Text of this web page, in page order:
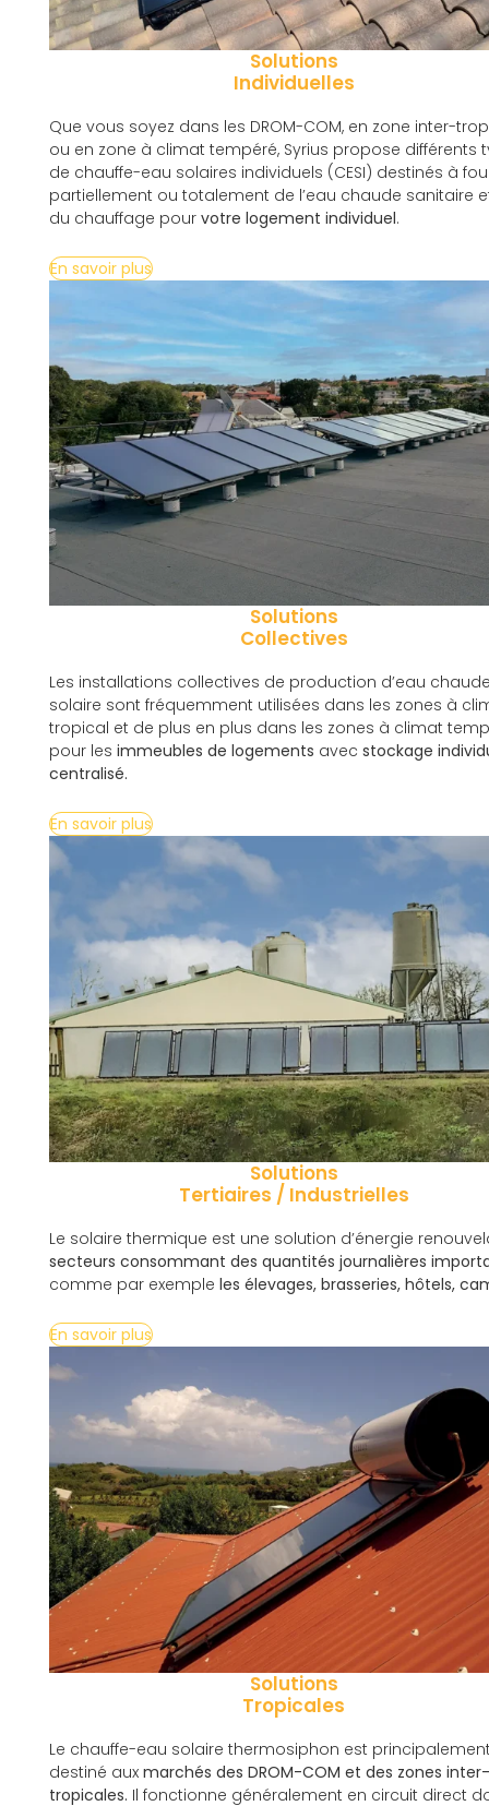
Solutions
Individuelles
Que vous soyez dans les DROM-COM, en zone inter-
ou en zone à climat tempéré, Syrius propose différents
de chauffe-eau solaires individuels (CESI) destinés à
partiellement ou totalement de l’eau chaude sanitaire
du chauffage pour votre logement individuel.
En savoir plus
Solutions
Collectives
Les installations collectives de production d’eau
solaire sont fréquemment utilisées dans les zones à
tropical et de plus en plus dans les zones à climat
pour les immeubles de logements avec stockage
centralisé.
En savoir plus
Solutions
Tertiaires / Industrielles
Le solaire thermique est une solution d’énergie
secteurs consommant des quantités journalières
comme par exemple les élevages, brasseries, hôtels,
En savoir plus
Solutions
Tropicales
Le chauffe-eau solaire thermosiphon est
destiné aux marchés des DROM-COM et des zones inter-
tropicales. Il fonctionne généralement en circuit direct